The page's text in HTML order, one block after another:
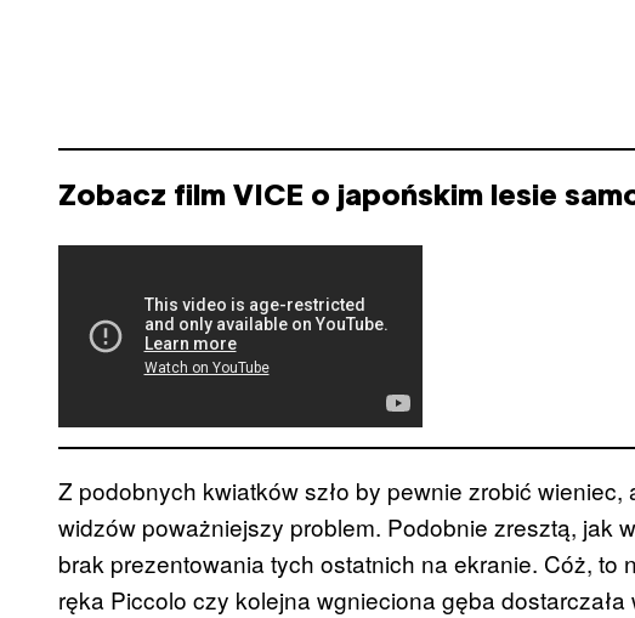
Zobacz film VICE o japońskim lesie
Z podobnych kwiatków szło by pewnie zrobić wieniec,
widzów poważniejszy problem. Podobnie zresztą, jak
brak prezentowania tych ostatnich na ekranie. Cóż, to
ręka Piccolo czy kolejna wgnieciona gęba